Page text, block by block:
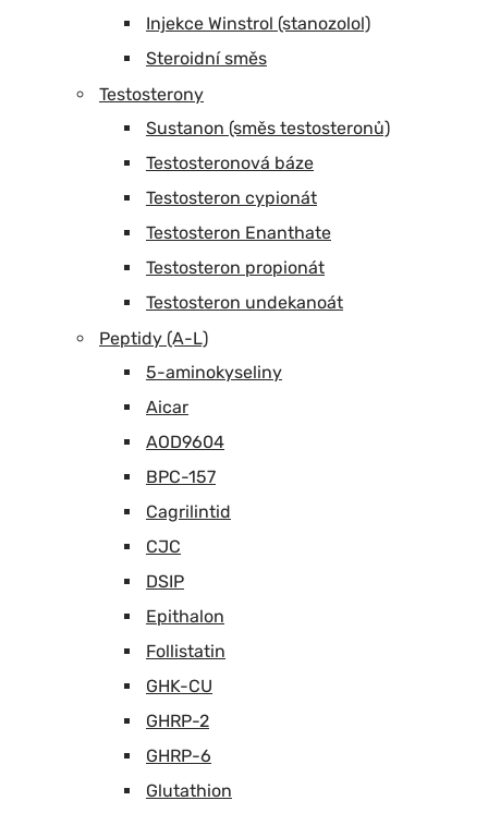
Injekce Winstrol (stanozolol)
Steroidní směs
Testosterony
Sustanon (směs testosteronů)
Testosteronová báze
Testosteron cypionát
Testosteron Enanthate
Testosteron propionát
Testosteron undekanoát
Peptidy (A-L)
5-aminokyseliny
Aicar
AOD9604
BPC-157
Cagrilintid
CJC
DSIP
Epithalon
Follistatin
GHK-CU
GHRP-2
GHRP-6
Glutathion